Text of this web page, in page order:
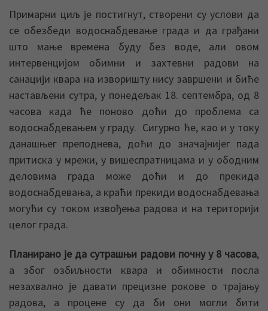
Примарни циљ је постигнут, створени су услови да
се обезбеди водоснабдевање града и да грађани
што мање времена буду без воде, али овом
интервенцијом обимни и захтевни радови на
санацији квара на изворишту нису завршени и биће
настављени сутра, у понедељак 18. септембра, од 8
часова када ће поново доћи до проблема са
водоснабдевањем у граду. Сигурно ће, као и у току
данашњег преподнева, доћи до значајнијег пада
притиска у мрежи, у вишеспратницама и у ободним
деловима града може доћи и до прекида
водоснабдевања, а краћи прекиди водоснабдевања
могући су током извођења радова и на територији
целог града.
Планирано је да сутрашњи радови почну у 8 часова,
а због озбиљности квара и обимности посла
незахвално је давати прецизне рокове о трајању
радова, а процене су да би они могли бити